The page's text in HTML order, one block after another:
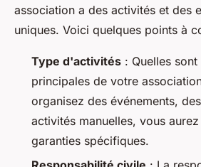
association a des activités et des
uniques. Voici quelques points à
Type d'activités : Quelles
principales de votre
organisez des événements,
activités manuelles, vous
garanties spécifiques.